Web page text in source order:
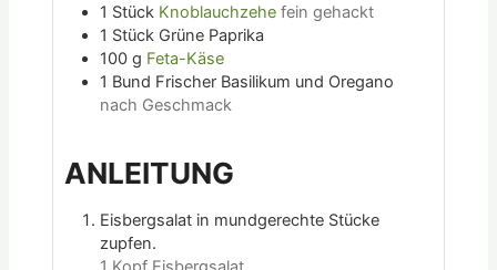
1 Stück Knoblauchzehe fein gehackt
1 Stück Grüne Paprika
100 g Feta-Käse
1 Bund Frischer Basilikum und Oregano
nach Geschmack
ANLEITUNG
Eisbergsalat in mundgerechte Stücke
zupfen.